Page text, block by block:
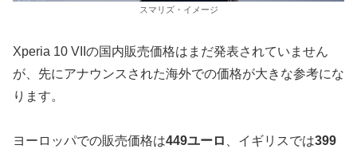
スマリズ・イメージ
Xperia 10 VIIの国内販売価格はまだ発表されていません
が、先にアナウンスされた海外での価格が大きな参考にな
ります。
ヨーロッパでの販売価格は449ユーロ 、イギリスでは399